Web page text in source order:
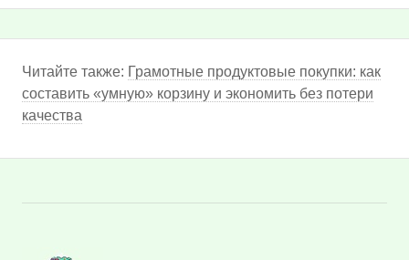
Читайте также: Грамотные продуктовые покупки: как
составить «умную» корзину и экономить без потери
качества